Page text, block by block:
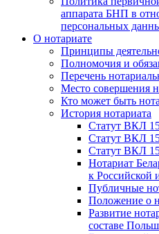
аппарата БНП в
персональных
О нотариате
Принципы
Полномочия и
Перечень
Место совершения
Кто может быть
История нотариата
Статут ВКЛ
Статут ВКЛ
Статут ВКЛ
Нотариат
к Российской
Публичные
Положение о
Развитие
составе